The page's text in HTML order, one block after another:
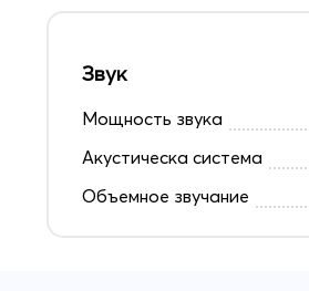
Звук
Мощность звука
Акустическа система
Объемное звучание